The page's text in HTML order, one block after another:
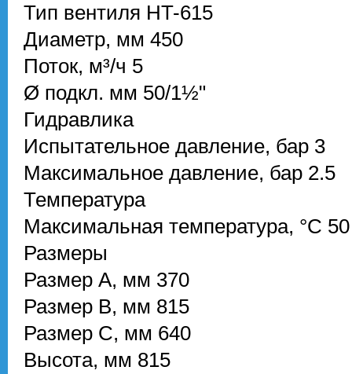
Тип вентиля HT-615
Диаметр, мм 450
Поток, м³/ч 5
Ø подкл. мм 50/1½"
Гидравлика
Испытательное давление, бар 3
Максимальное давление, бар 2.5
Температура
Максимальная температура, °С 50
Размеры
Размер A, мм 370
Размер B, мм 815
Размер C, мм 640
Высота, мм 815